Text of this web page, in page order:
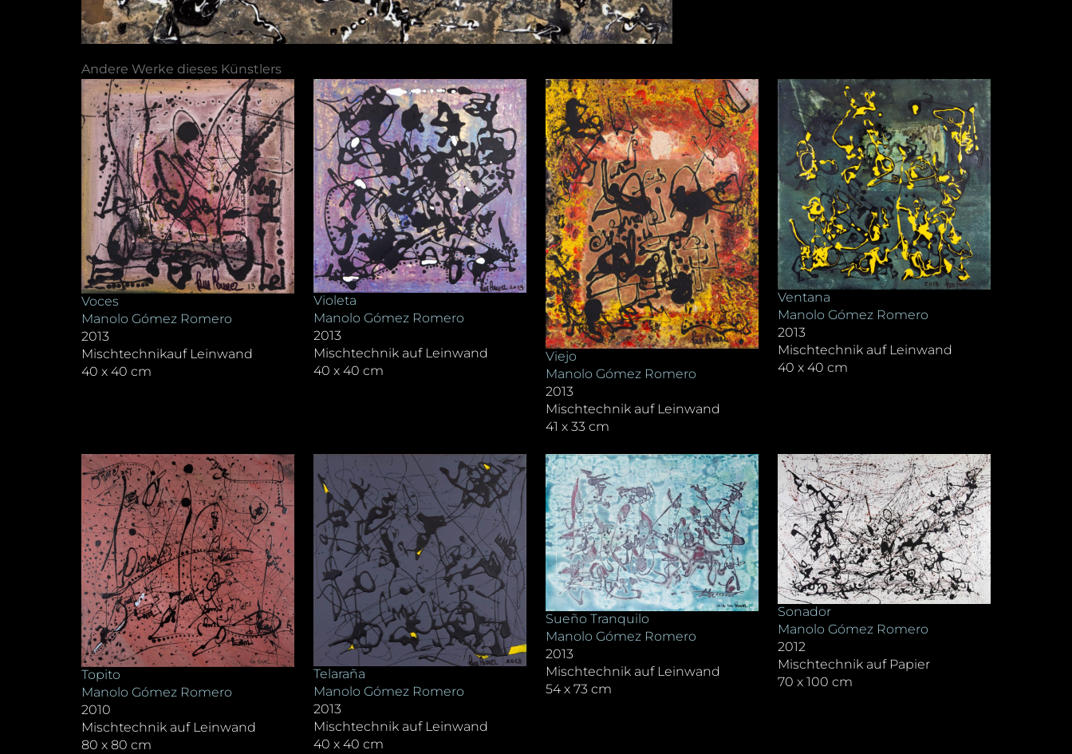
Andere Werke dieses Künstlers
Voces
Manolo Gómez Romero
2013
Mischtechnikauf Leinwand
40 x 40 cm
Violeta
Manolo Gómez Romero
2013
Mischtechnik auf Leinwand
40 x 40 cm
Viejo
Manolo Gómez Romero
2013
Mischtechnik auf Leinwand
41 x 33 cm
Ventana
Manolo Gómez Romero
2013
Mischtechnik auf Leinwand
40 x 40 cm
Topito
Manolo Gómez Romero
2010
Mischtechnik auf Leinwand
80 x 80 cm
Telaraña
Manolo Gómez Romero
2013
Mischtechnik auf Leinwand
40 x 40 cm
Sueño Tranquilo
Manolo Gómez Romero
2013
Mischtechnik auf Leinwand
54 x 73 cm
Sonador
Manolo Gómez Romero
2012
Mischtechnik auf Papier
70 x 100 cm